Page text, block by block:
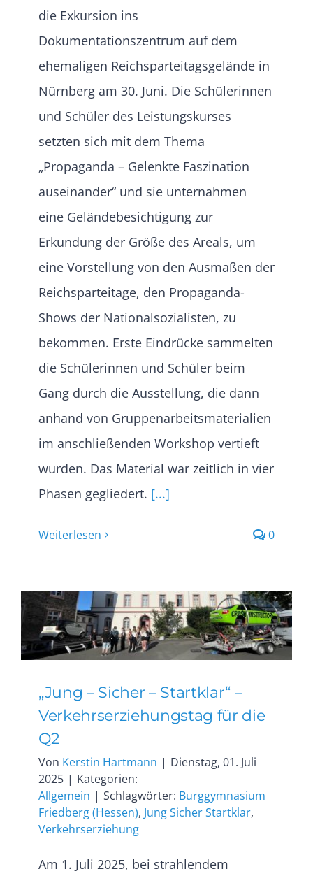
die Exkursion ins
Dokumentationszentrum auf dem
ehemaligen Reichsparteitagsgelände in
Nürnberg am 30. Juni. Die Schülerinnen
und Schüler des Leistungskurses
setzten sich mit dem Thema
„Propaganda – Gelenkte Faszination
auseinander“ und sie unternahmen
eine Geländebesichtigung zur
Erkundung der Größe des Areals, um
eine Vorstellung von den Ausmaßen der
Reichsparteitage, den Propaganda-
Shows der Nationalsozialisten, zu
bekommen. Erste Eindrücke sammelten
die Schülerinnen und Schüler beim
Gang durch die Ausstellung, die dann
anhand von Gruppenarbeitsmaterialien
im anschließenden Workshop vertieft
wurden. Das Material war zeitlich in vier
Phasen gegliedert. [...]
Weiterlesen 0
„Jung – Sicher – Startklar“ –
Verkehrserziehungstag für die
Q2
Von Kerstin Hartmann | Dienstag, 01. Juli
2025 | Kategorien:
Allgemein | Schlagwörter: Burggymnasium
Friedberg (Hessen), Jung Sicher Startklar,
Verkehrserziehung
Am 1. Juli 2025, bei strahlendem